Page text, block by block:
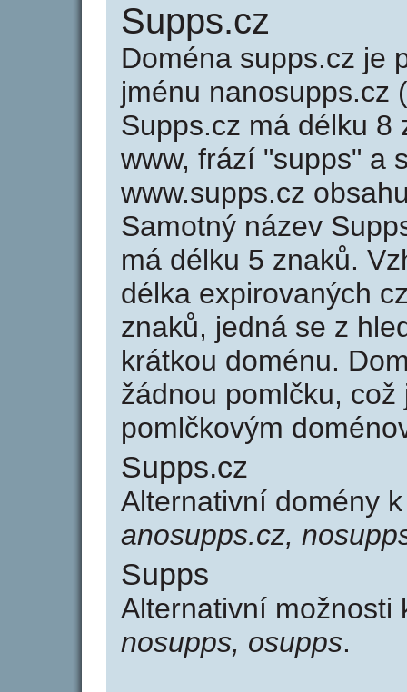
Supps.cz
Doména supps.cz je
jménu nanosupps.cz
Supps.cz má délku 8
www, frází "supps" a
www.supps.cz
Samotný název
má délku 5 znaků.
délka expirovaných
znaků, jedná se z
krátkou doménu.
žádnou pomlčku,
pomlčkovým
Supps.cz
Alternativní domény
anosupps.cz,
Supps
Alternativní
nosupps, osupps.